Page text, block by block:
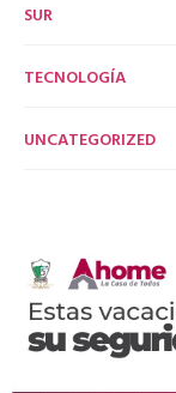
SUR
TECNOLOGÍA
UNCATEGORIZED